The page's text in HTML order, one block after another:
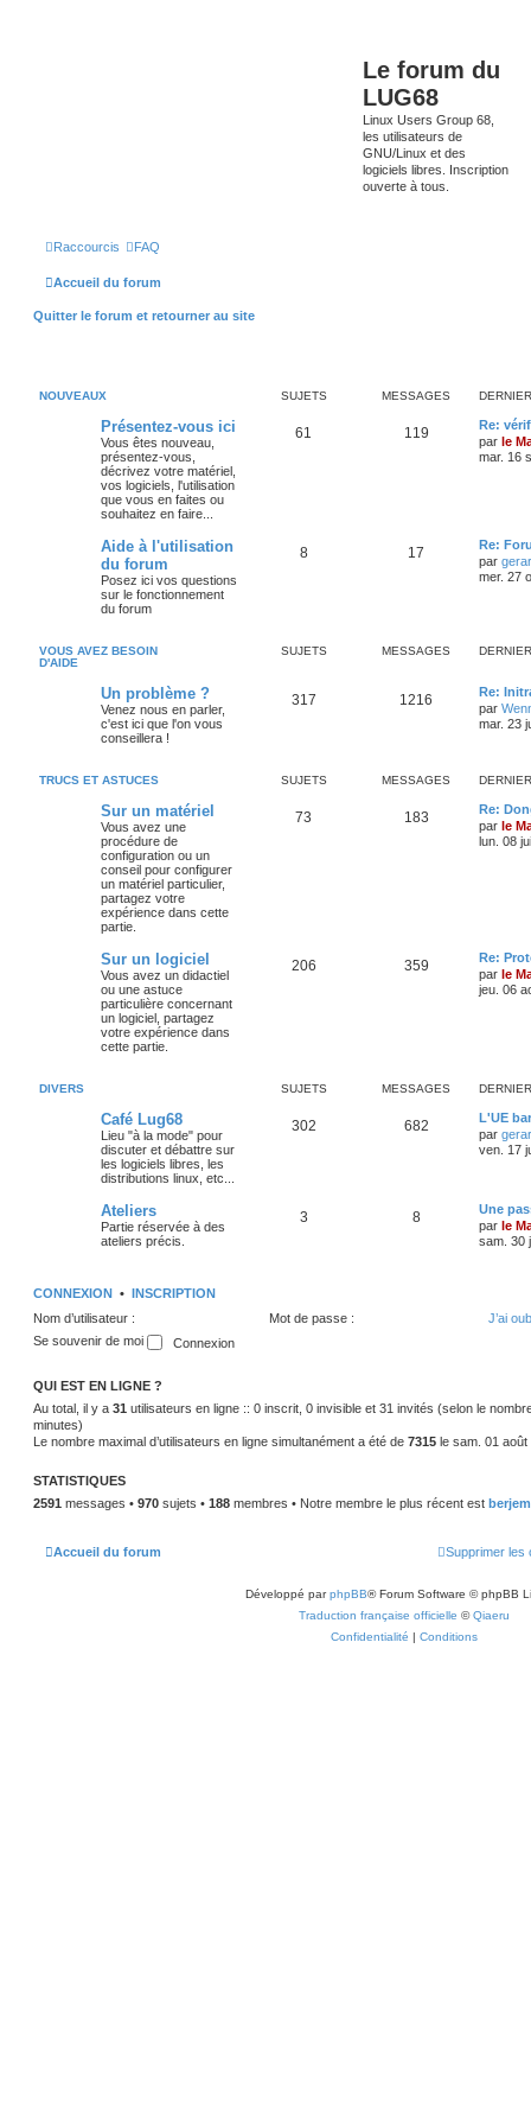
Le forum du
LUG68
Linux Users Group 68,
les utilisateurs de
GNU/Linux et des
logiciels libres. Inscription
ouverte à tous.
Raccourcis FAQ
Accueil du forum
Quitter le forum et retourner au site
NOUVEAUX SUJETS MESSAGES
Présentez-vous ici
Vous êtes nouveau,
présentez-vous,
décrivez votre matériel,
vos logiciels, l'utilisation
que vous en faites ou
souhaitez en faire...
61 119
Re:
par le
mar. 16
Aide à l'utilisation
du forum
Posez ici vos questions
sur le fonctionnement
du forum
8 17
Re:
par
mer. 27
VOUS AVEZ BESOIN
D'AIDE
SUJETS MESSAGES
Un problème ?
Venez nous en parler,
c'est ici que l'on vous
conseillera !
317 1216
Re:
par
mar. 23
TRUCS ET ASTUCES SUJETS MESSAGES
Sur un matériel
Vous avez une
procédure de
configuration ou un
conseil pour configurer
un matériel particulier,
partagez votre
expérience dans cette
partie.
73 183
Re:
par le
lun. 08
Sur un logiciel
Vous avez un didactiel
ou une astuce
particulière concernant
un logiciel, partagez
votre expérience dans
cette partie.
206 359
Re:
par le
jeu. 06
DIVERS SUJETS MESSAGES
Café Lug68
Lieu "à la mode" pour
discuter et débattre sur
les logiciels libres, les
distributions linux, etc...
302 682
L'UE
par
ven. 17
Ateliers
Partie réservée à des
ateliers précis.
3 8
Une
par le
sam. 30
CONNEXION • INSCRIPTION
Nom d’utilisateur :
Mot de passe :
J’ai
Se souvenir de moi
QUI EST EN LIGNE ?
Au total, il y a 31 utilisateurs en ligne :: 0 inscrit, 0 invisible et 31 invités (selon le
minutes)
Le nombre maximal d’utilisateurs en ligne simultanément a été de 7315 le sam. 01 août
STATISTIQUES
2591 messages • 970 sujets • 188 membres • Notre membre le plus récent est
Accueil du forum Supprimer les
Développé parphpBB® Forum Software © phpBB
Traduction française officielle ©Qiaeru
Confidentialité | Conditions